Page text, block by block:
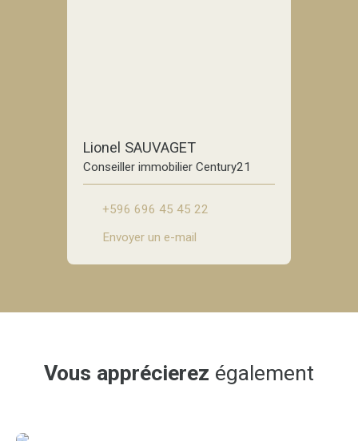
Lionel SAUVAGET
Conseiller immobilier Century21
+596 696 45 45 22
Envoyer un e-mail
Vous apprécierez également